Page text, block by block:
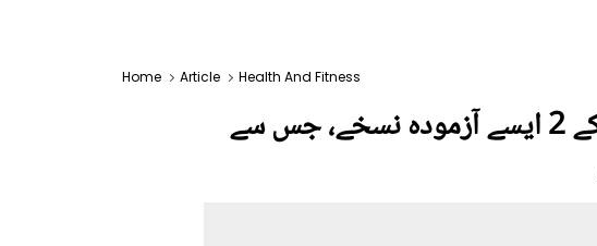
Home Article Health And Fitness
سب چھوٹے قد کا مذاق اڑاتے ہیں اسلیئے ۔۔ جانیں قد لمبا کرنے کے 2 ایسے آزمودہ نسخے، جس سے